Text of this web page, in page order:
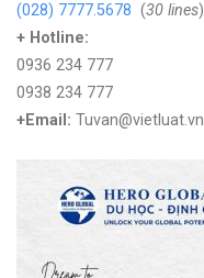
(028) 7777.5678 (30 lines)
+ Hotline:
0936 234 777
0938 234 777
+Email: Tuvan@vietluat.vn